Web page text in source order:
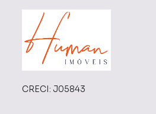
CRECI: J05843